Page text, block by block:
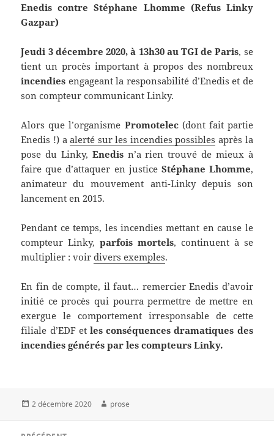
Enedis contre Stéphane Lhomme (Refus Linky
Gazpar)
Jeudi 3 décembre 2020, à 13h30 au TGI de Paris, se
tient un procès important à propos des nombreux
incendies engageant la responsabilité d’Enedis et de
son compteur communicant Linky.
Alors que l’organisme Promotelec(dont fait partie
Enedis !) aalerté sur les incendies possibles après la
pose du Linky, Enedisn’a rien trouvé de mieux à
faire que d’attaquer en justice Stéphane Lhomme,
animateur du mouvement anti-Linky depuis son
lancement en 2015.
Pendant ce temps, les incendies mettant en cause le
compteur Linky,parfois mortels, continuent à se
multiplier : voirdivers exemples.
En fin de compte, il faut… remercier Enedis d’avoir
initié ce procès qui pourra permettre de mettre en
exergue le comportement irresponsable de cette
filiale d’EDF et les conséquences dramatiques des
incendies générés par les compteurs Linky.
Publié
2 décembre 2020 Auteur
prose